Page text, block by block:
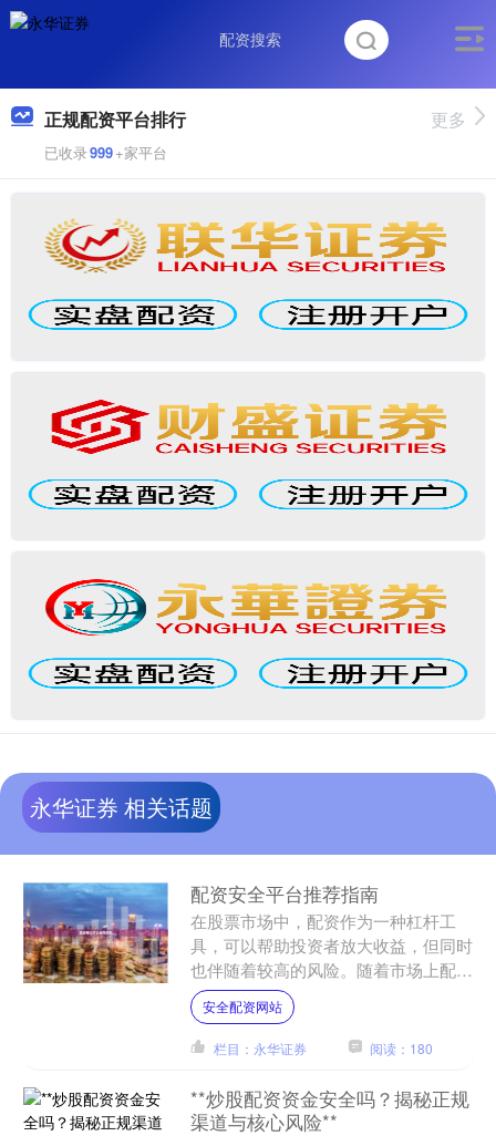
正规配资平台排行
已收录999+家平台
更多
永华证券 相关话题
配资安全平台推荐指南
在股票市场中，配资作为一种杠杆工
具，可以帮助投资者放大收益，但同时
也伴随着较高的风险。随着市场上配资
平台数量的增加，如何选择一个安全的
配资平台成为许多投资者关注....
安全配资网站
栏目：永华证券 阅读：180
**炒股配资资金安全吗？揭秘正规
渠道与核心风险**